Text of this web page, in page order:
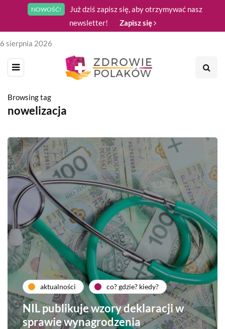
NOWOŚĆ!
Już dziś zapisz się, aby otrzymywać nasz
newsletter!
Zapisz się
6 sierpnia 2026
Browsing tag
nowelizacja
aktualności co? gdzie? kiedy?
NIL publikuje wzory deklaracji w
sprawie wynagrodzenia